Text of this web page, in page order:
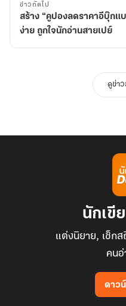
ข่าวถัดไป
สร้าง “คูปองลดราคาอีบุ๊กแ
ง่าย ถูกใจนักอ่านสายเปย์
ดูข่า
นักเขี
แต่งนิยาย, เช็ก
คนอ่
ดาว